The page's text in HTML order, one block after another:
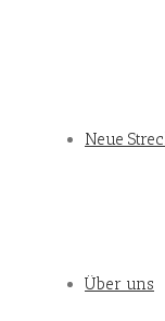
Neue
Über uns